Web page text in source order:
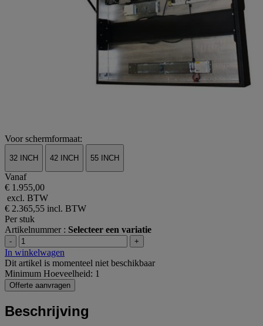
Voor schermformaat:
32 INCH 42 INCH 55 INCH
Vanaf
€ 1.955,00
excl. BTW
€ 2.365,55 incl. BTW
Per stuk
Artikelnummer : Selecteer een variatie
- +
In winkelwagen
Dit artikel is momenteel niet beschikbaar
Minimum Hoeveelheid: 1
Offerte aanvragen
Beschrijving